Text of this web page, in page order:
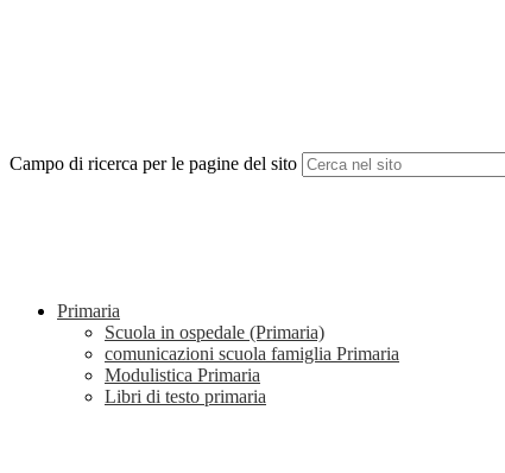
Campo di ricerca per le pagine del sito
Primaria
Scuola in ospedale (Primaria)
comunicazioni scuola famiglia Primaria
Modulistica Primaria
Libri di testo primaria